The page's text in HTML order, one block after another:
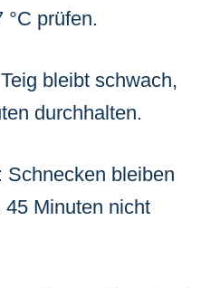
°C prüfen.
bleibt schwach,
durchhalten.
Schnecken bleiben
Minuten nicht